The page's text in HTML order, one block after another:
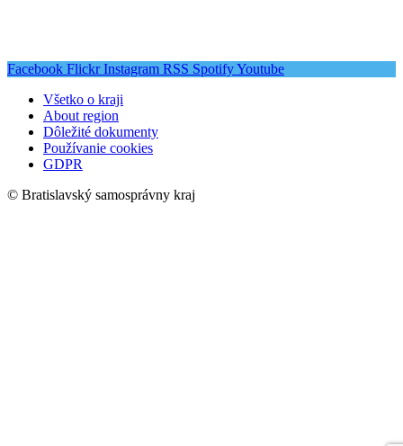
Facebook Flickr Instagram RSS SpotifyYoutube
Všetko o kraji
About region
Dôležité dokumenty
Používanie cookies
GDPR
© Bratislavský samosprávny kraj